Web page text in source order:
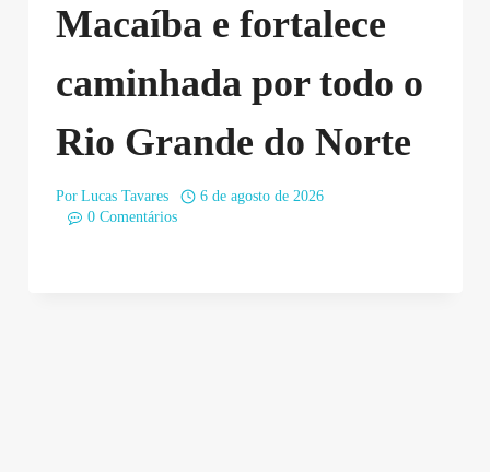
Macaíba e fortalece
caminhada por todo o
Rio Grande do Norte
Por Lucas Tavares
6 de agosto de 2026
0 Comentários